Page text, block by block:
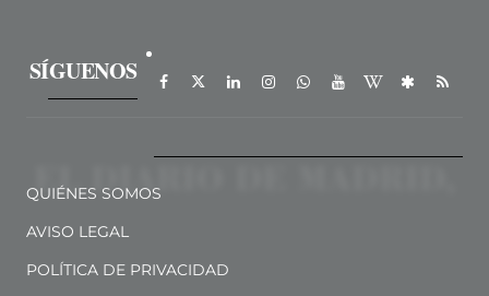
SÍGUENOS
QUIÉNES SOMOS
AVISO LEGAL
POLÍTICA DE PRIVACIDAD